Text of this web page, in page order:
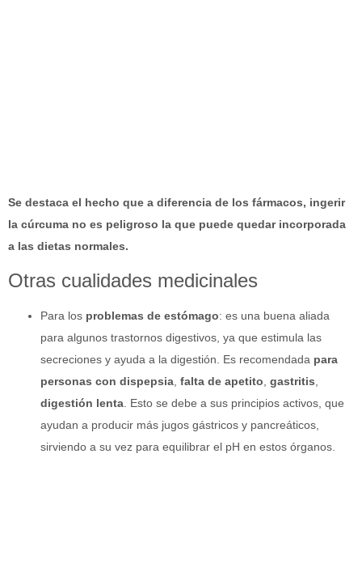
Se destaca el hecho que a diferencia de los fármacos, ingerir
la cúrcuma no es peligroso la que puede quedar incorporada
a las dietas normales.
Otras cualidades medicinales
Para los problemas de estómago: es una buena aliada
para algunos trastornos digestivos, ya que estimula las
secreciones y ayuda a la digestión. Es recomendada para
personas con dispepsia falta de apetito gastritis
digestión lenta . Esto se debe a sus principios activos, que
ayudan a producir más jugos gástricos y pancreáticos,
sirviendo a su vez para equilibrar el pH en estos órganos.